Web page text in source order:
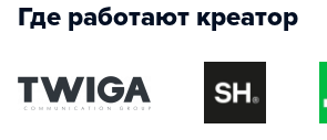
Где работают креатор